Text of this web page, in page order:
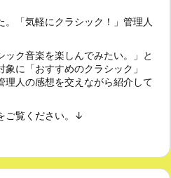
。「気軽にクラシック！」管理人
ク音楽を楽しんでみたい。」と
に「おすすめのクラシック」
理人の感想を交えながら紹介して
ご覧ください。↓